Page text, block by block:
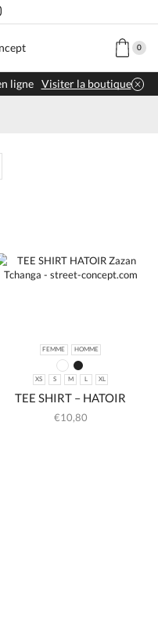
0
ligne Visiter la boutique
FEMME HOMME
XS S M L XL
TEE SHIRT – HATOIR
€10,80